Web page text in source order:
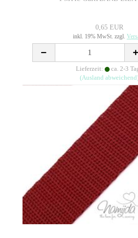
0,65 EUR
inkl. 19% MwSt. zzgl.
Lieferzeit:
ca. 2-3
(Ausland